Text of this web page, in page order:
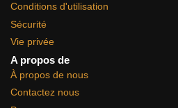
Conditions d'utilisation
Sécurité
Vie privée
A propos de
À propos de nous
Contactez nous